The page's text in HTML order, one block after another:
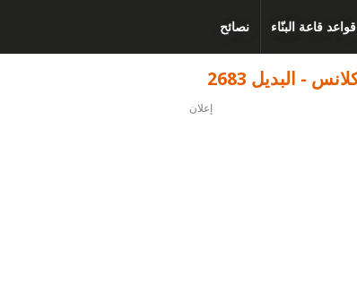
قواعد قاعة البنّاء نصائح
إعلان